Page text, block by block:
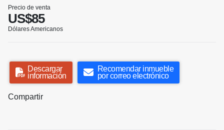
Precio de venta
US$85
Dólares Americanos
Descargar
información
Recomendar inmueble
por correo electrónico
Compartir